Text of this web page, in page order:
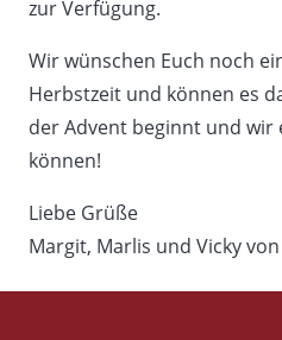
zur Verfügung.
Wir wünschen Euch noch
Herbstzeit und können es
der Advent beginnt und wir
können!
Liebe Grüße
Margit, Marlis und Vicky